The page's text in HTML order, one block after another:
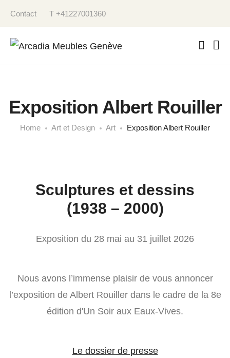
Contact T +41227001360
Exposition Albert Rouiller
Home Art et Design Art Exposition Albert Rouiller
Sculptures et dessins
(1938 – 2000)
Exposition du 28 mai au 31 juillet 2026
Nous avons l’immense plaisir de vous annoncer
l’exposition de Albert Rouiller dans le cadre de la 8e
édition d'Un Soir aux Eaux-Vives.
Le dossier de presse